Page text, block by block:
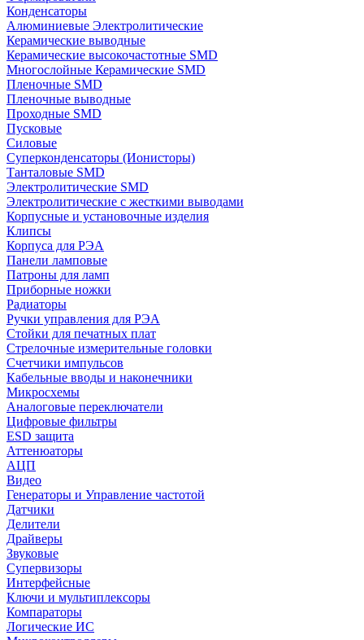
Конденсаторы
Алюминиевые Электролитические
Керамические выводные
Керамические высокочастотные SMD
Многослойные Керамические SMD
Пленочные SMD
Пленочные выводные
Проходные SMD
Пусковые
Силовые
Суперконденсаторы (Ионисторы)
Танталовые SMD
Электролитические SMD
Электролитические с жесткими выводами
Корпусные и установочные изделия
Клипсы
Корпуса для РЭА
Панели ламповые
Патроны для ламп
Приборные ножки
Радиаторы
Ручки управления для РЭА
Стойки для печатных плат
Стрелочные измерительные головки
Счетчики импульсов
Кабельные вводы и наконечники
Микросхемы
Аналоговые переключатели
Цифровые фильтры
ESD защита
Аттенюаторы
АЦП
Видео
Генераторы и Управление частотой
Датчики
Делители
Драйверы
Звуковые
Супервизоры
Интерфейсные
Ключи и мультиплексоры
Компараторы
Логические ИС